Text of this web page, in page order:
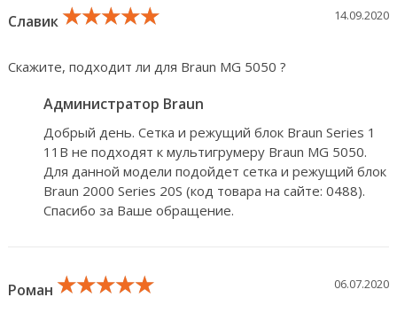
Славик ★★★★★
★★★★★
★★★★★ 14.09.2020
Скажите, подходит ли для Braun MG 5050 ?
Администратор Braun
Добрый день. Сетка и режущий блок Braun Series 1
11B не подходят к мультигрумеру Braun MG 5050.
Для данной модели подойдет сетка и режущий блок
Braun 2000 Series 20S (код товара на сайте: 0488).
Спасибо за Ваше обращение.
Роман ★★★★★
★★★★★
★★★★★ 06.07.2020